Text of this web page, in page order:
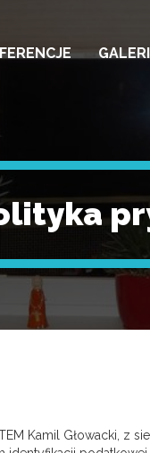
Kamil Głowacki, z